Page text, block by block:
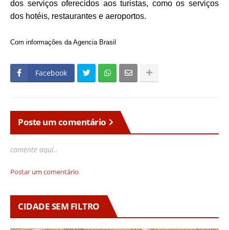
dos serviços oferecidos aos turistas, como os serviços
dos hotéis, restaurantes e aeroportos.
Com informações da Agencia Brasil
Facebook
Poste um comentário
comente aqui..
Postar um comentário
CIDADE SEM FILTRO